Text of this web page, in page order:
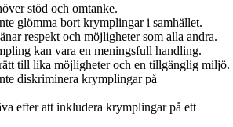
stöd och omtanke.
glömma bort krymplingar i samhället.
respekt och möjligheter som alla andra.
kan vara en meningsfull handling.
till lika möjligheter och en tillgänglig miljö.
diskriminera krymplingar på
efter att inkludera krymplingar på ett